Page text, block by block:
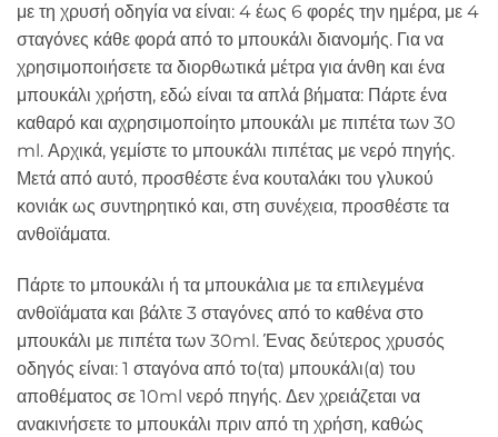
με τη χρυσή οδηγία να είναι: 4 έως 6 φορές την ημέρα, με 4
σταγόνες κάθε φορά από το μπουκάλι διανομής. Για να
χρησιμοποιήσετε τα διορθωτικά μέτρα για άνθη και ένα
μπουκάλι χρήστη, εδώ είναι τα απλά βήματα: Πάρτε ένα
καθαρό και αχρησιμοποίητο μπουκάλι με πιπέτα των 30
ml. Αρχικά, γεμίστε το μπουκάλι πιπέτας με νερό πηγής.
Μετά από αυτό, προσθέστε ένα κουταλάκι του γλυκού
κονιάκ ως συντηρητικό και, στη συνέχεια, προσθέστε τα
ανθοϊάματα.
Πάρτε το μπουκάλι ή τα μπουκάλια με τα επιλεγμένα
ανθοϊάματα και βάλτε 3 σταγόνες από το καθένα στο
μπουκάλι με πιπέτα των 30ml. Ένας δεύτερος χρυσός
οδηγός είναι: 1 σταγόνα από το(τα) μπουκάλι(α) του
αποθέματος σε 10ml νερό πηγής. Δεν χρειάζεται να
ανακινήσετε το μπουκάλι πριν από τη χρήση, καθώς